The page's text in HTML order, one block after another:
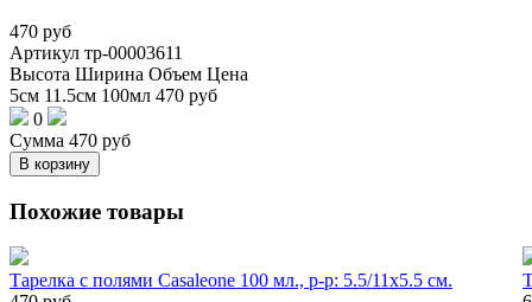
470 руб
Артикул тр-00003611
Высота Ширина Объем Цена
5см 11.5см 100мл 470 руб
0
Сумма 470 руб
В корзину
Похожие товары
Тарелка с полями Casaleone 100 мл., р-р: 5.5/11х5.5 см.